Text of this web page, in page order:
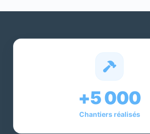
+5 000
Chantiers réalisés